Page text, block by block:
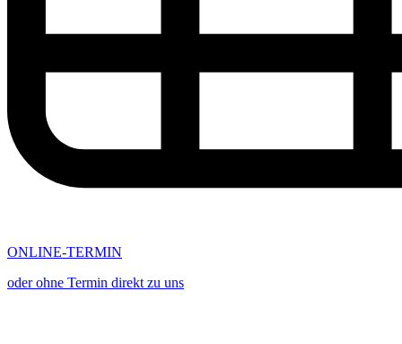
ONLINE-TERMIN
oder ohne Termin direkt zu uns